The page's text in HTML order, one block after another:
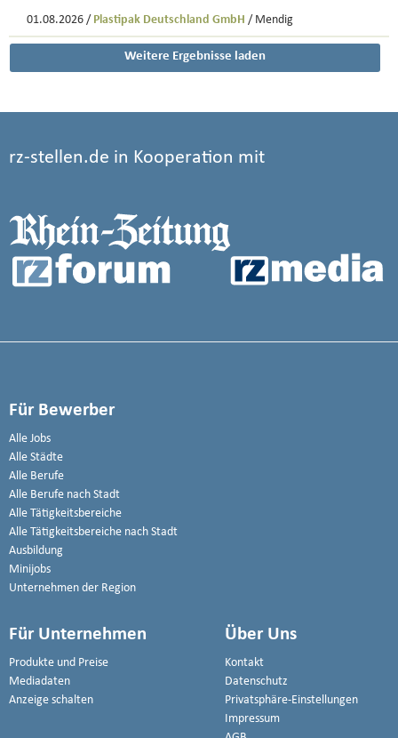
01.08.2026 / Plastipak Deutschland GmbH / Mendig
Weitere Ergebnisse laden
rz-stellen.de in Kooperation mit
Für Bewerber
Alle Jobs
Alle Städte
Alle Berufe
Alle Berufe nach Stadt
Alle Tätigkeitsbereiche
Alle Tätigkeitsbereiche nach Stadt
Ausbildung
Minijobs
Unternehmen der Region
Für Unternehmen
Produkte und Preise
Mediadaten
Anzeige schalten
Über Uns
Kontakt
Datenschutz
Privatsphäre-Einstellungen
Impressum